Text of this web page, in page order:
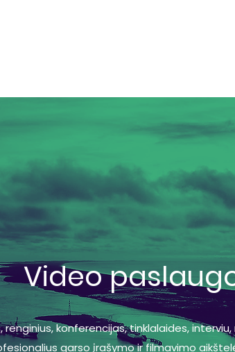
Video
renginius, konferencijas, tinklalaides,
garso įrašymo ir filmavimo